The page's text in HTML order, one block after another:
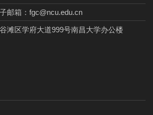
邮箱：fgc@ncu.edu.cn
滩区学府大道999号南昌大学办公楼